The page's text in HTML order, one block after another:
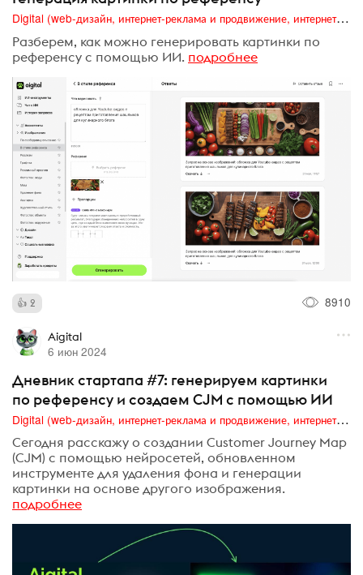
Digital (web-дизайн, интернет-реклама и продвижение, интернет-сообщества и блоги, интернет-коммуникации, мобильный маркетинг, реклама на цифровых экранах)
Разберем, как можно генерировать картинки по
референсу с помощью ИИ. подробнее
2 8910
Aigital
6 июн 2024
Дневник стартапа #7: генерируем картинки
по референсу и создаем CJM с помощью ИИ
Digital (web-дизайн, интернет-реклама и продвижение, интернет-сообщества и блоги, интернет-коммуникации, мобильный маркетинг, реклама на цифровых экранах)
Сегодня расскажу о создании Customer Journey Map
(CJM) с помощью нейросетей, обновленном
инструменте для удаления фона и генерации
картинки на основе другого изображения.
подробнее